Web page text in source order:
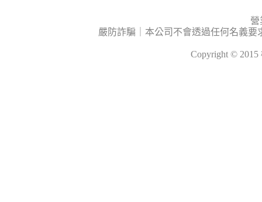
營
嚴防詐騙｜本公司不會透過任何名義
Copyright ©